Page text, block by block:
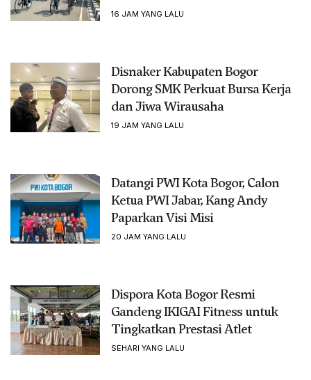
16 JAM YANG LALU
Disnaker Kabupaten Bogor
Dorong SMK Perkuat Bursa Kerja
dan Jiwa Wirausaha
19 JAM YANG LALU
Datangi PWI Kota Bogor, Calon
Ketua PWI Jabar, Kang Andy
Paparkan Visi Misi
20 JAM YANG LALU
Dispora Kota Bogor Resmi
Gandeng IKIGAI Fitness untuk
Tingkatkan Prestasi Atlet
SEHARI YANG LALU